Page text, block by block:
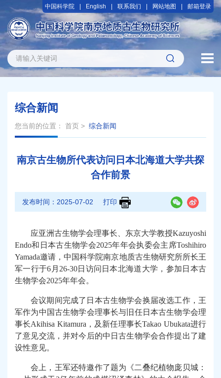
中国科学院 English 联系我们 网站地图 邮箱登录
综合新闻
您当前的位置： 首页 > 综合新闻
南京古生物所代表访问日本北海道大学共探
合作前景
发布时间： 2025-07-02 打印
应亚洲古生物学会理事长、东京大学教授Kazuyoshi
Endo和日本古生物学会2025年年会执委会主席Toshihiro
Yamada邀请，中国科学院南京地质古生物研究所所长王
军一行于6月26-30日访问日本北海道大学，参加日本古
生物学会2025年年会。
会议期间完成了日本古生物学会换届改选工作，王
军作为中国古生物学会理事长与旧任日本古生物学会理
事长Akihisa Kitamura，及新任理事长Takao Ubukata进行
了意见交流，并对今后的中日古生物学会合作提出了建
设性意见。
会上，王军还特邀作了题为《二叠纪植物庞贝城：